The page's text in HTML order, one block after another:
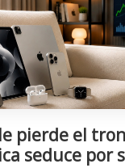
pierde el
seduce por